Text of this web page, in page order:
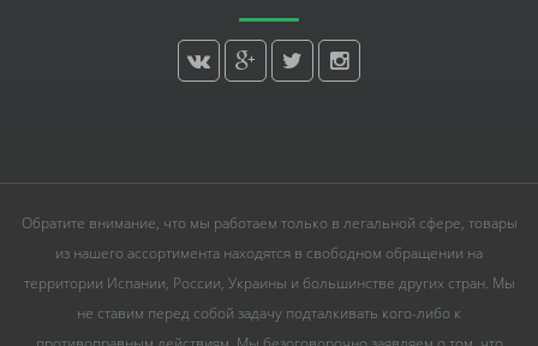
Обратите внимание, что мы работаем только в легальной сфере, товары
из нашего ассортимента находятся в свободном обращении на
территории Испании, России, Украины и большинстве других стран. Мы
не ставим перед собой задачу подталкивать кого-либо к